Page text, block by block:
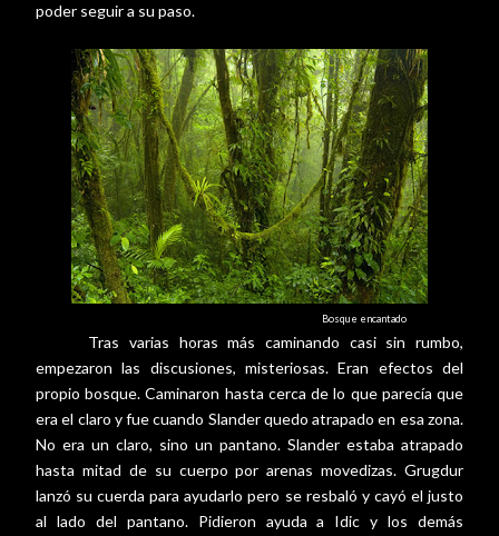
poder seguir a su paso.
Bosque encantado
Tras varias horas más caminando casi sin rumbo,
empezaron las discusiones, misteriosas. Eran efectos del
propio bosque. Caminaron hasta cerca de lo que parecía que
era el claro y fue cuando Slander quedo atrapado en esa zona.
No era un claro, sino un pantano. Slander estaba atrapado
hasta mitad de su cuerpo por arenas movedizas. Grugdur
lanzó su cuerda para ayudarlo pero se resbaló y cayó el justo
al lado del pantano. Pidieron ayuda a Idic y los demás